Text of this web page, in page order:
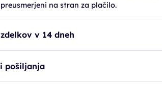
na stran za plačilo.
v 14 dneh
pošiljanja